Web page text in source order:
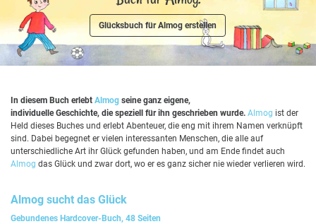
Glücksbuch für Almog erstellen
In diesem Buch erlebt Almog seine ganz eigene,
individuelle Geschichte, die speziell für ihn geschrieben wurde. Almog ist der
Held dieses Buches und erlebt Abenteuer, die eng mit ihrem Namen verknüpft
sind. Dabei begegnet er vielen interessanten Menschen, die alle auf
unterschiedliche Art ihr Glück gefunden haben, und am Ende findet auch
Almog das Glück und zwar dort, wo er es ganz sicher nie wieder verlieren wird.
Almog sucht das Glück
Gebundenes Hardcover-Buch, 48 Seiten